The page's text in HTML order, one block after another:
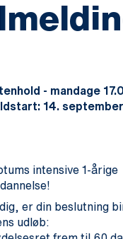
- mandage
14.
intensive 1-årige
er din beslutning
udløb: